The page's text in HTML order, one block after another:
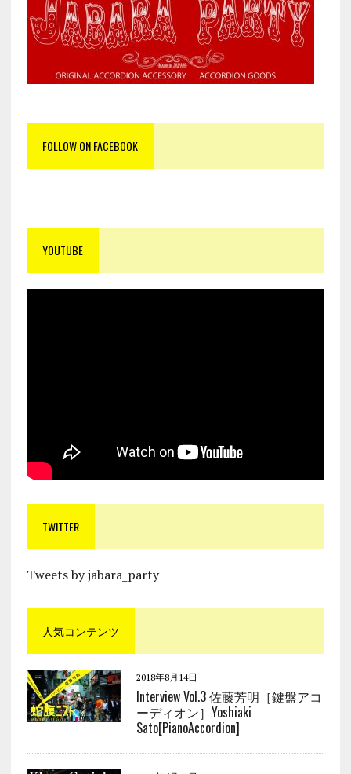
FOLLOW ON FACEBOOK
YOUTUBE
TWITTER
Tweets by jabara_party
人気コンテンツ
2018年8月14日
Interview Vol.3 佐藤芳明［鍵盤アコ
ーディオン］Yoshiaki
Sato[PianoAccordion]